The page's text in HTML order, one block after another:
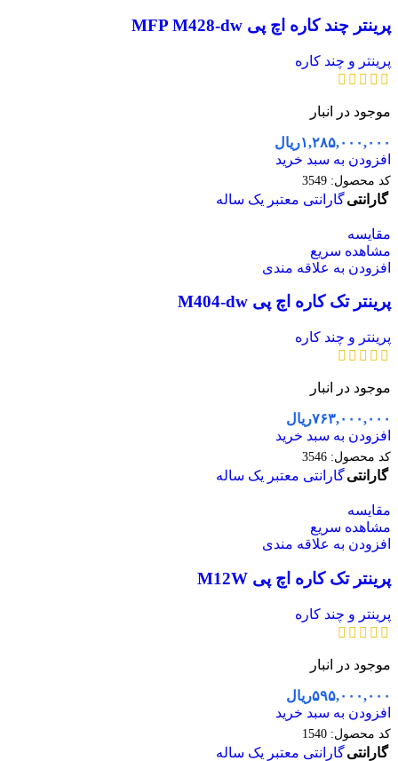
پرینتر چند کاره اچ پی MFP M428-dw
پرینتر و چند کاره
موجود در انبار
۱,۲۸۵,۰۰۰,۰۰۰ریال
افزودن به سبد خرید
کد محصول: 3549
گارانتیگارانتی معتبر یک ساله
مقایسه
مشاهده سریع
افزودن به علاقه مندی
پرینتر تک کاره اچ پی M404-dw
پرینتر و چند کاره
موجود در انبار
۷۶۳,۰۰۰,۰۰۰ریال
افزودن به سبد خرید
کد محصول: 3546
گارانتیگارانتی معتبر یک ساله
مقایسه
مشاهده سریع
افزودن به علاقه مندی
پرینتر تک کاره اچ پی M12W
پرینتر و چند کاره
موجود در انبار
۵۹۵,۰۰۰,۰۰۰ریال
افزودن به سبد خرید
کد محصول: 1540
گارانتیگارانتی معتبر یک ساله